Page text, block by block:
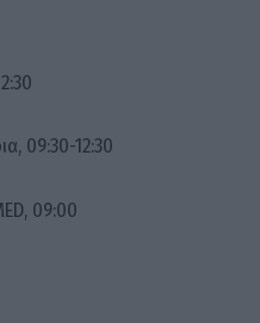
09:30-12:30
09:00